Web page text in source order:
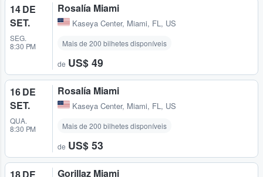
14 DE
SET.
SEG.
8:30 PM
Rosalía Miami
Kaseya Center, Miami, FL, US
Mais de 200 bilhetes disponíveis
de US$ 49
16 DE
SET.
QUA.
8:30 PM
Rosalía Miami
Kaseya Center, Miami, FL, US
Mais de 200 bilhetes disponíveis
de US$ 53
18 DE
Gorillaz Miami